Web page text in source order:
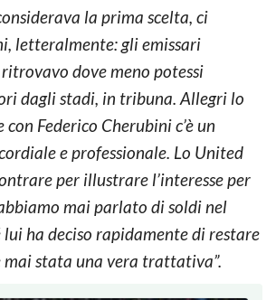
la prima scelta, ci
letteralmente: gli emissari
dove meno potessi
dagli stadi, in tribuna. Allegri lo
Federico Cherubini c’è un
e professionale. Lo United
per illustrare l’interesse per
mai parlato di soldi nel
ha deciso rapidamente di restare
mai stata una vera trattativa”.